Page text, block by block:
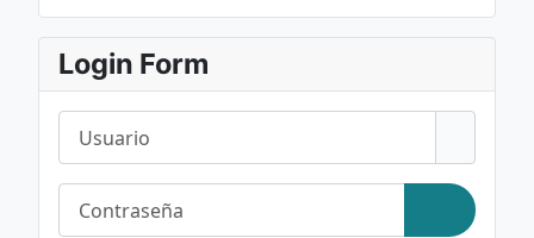
Login Form
Mostrar